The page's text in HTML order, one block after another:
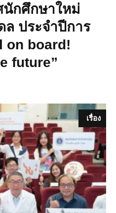
นักศึกษาใหม่
ประจำปีการ
on board!
future”
เรื่อง